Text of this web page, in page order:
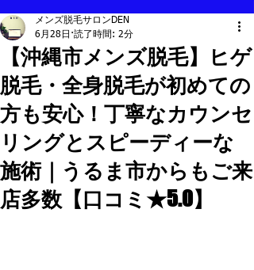
【沖縄市メンズ脱毛】ヒゲ
脱毛・全身脱毛が初めての
方も安心！丁寧なカウンセ
リングとスピーディーな
施術｜うるま市からもご来
店多数【口コミ★5.0】
メンズ脱毛サロンDEN
6月28日 読了時間: 2分